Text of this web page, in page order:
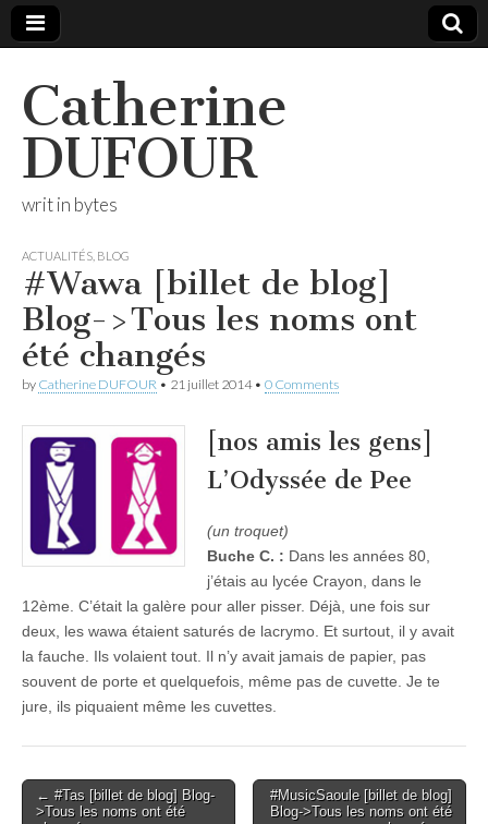
Catherine
DUFOUR
writ in bytes
ACTUALITÉS BLOG
#Wawa [billet de blog]
Blog->Tous les noms ont
été changés
by Catherine DUFOUR • 21 juillet 2014• 0 Comments
[nos amis les gens]
L’Odyssée de Pee
(un troquet)
Buche C. : Dans les années 80,
j’étais au lycée Crayon, dans le
12ème. C’était la galère pour aller pisser. Déjà, une fois sur
deux, les wawa étaient saturés de lacrymo. Et surtout, il y avait
la fauche. Ils volaient tout. Il n’y avait jamais de papier, pas
souvent de porte et quelquefois, même pas de cuvette. Je te
jure, ils piquaient même les cuvettes.
Post
← #Tas [billet de blog] Blog-
>Tous les noms ont été
#MusicSaoule [billet de blog]
Blog->Tous les noms ont été